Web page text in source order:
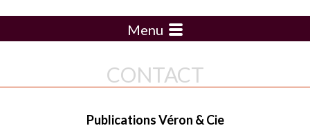
Menu
CONTACT
Publications Véron & Cie